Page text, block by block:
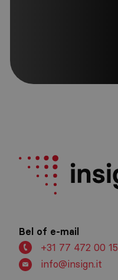
Bel of e-mail
+31 77 472 00 15
info@insign.it